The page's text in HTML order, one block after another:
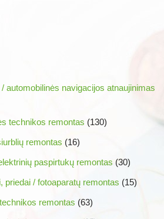
automobilinės navigacijos atnaujinimas
technikos remontas (130)
remontas (16)
paspirtukų remontas (30)
priedai / fotoaparatų remontas (15)
remontas (63)